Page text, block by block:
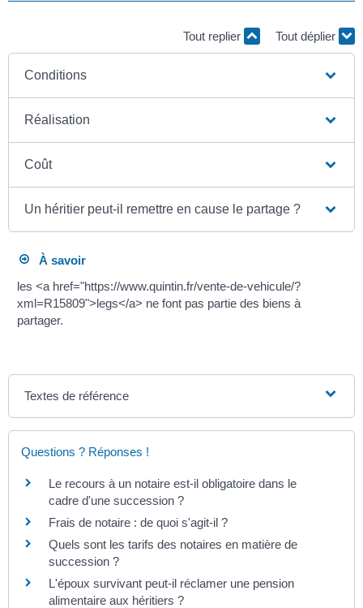
Tout replier Tout déplier
Conditions
Réalisation
Coût
Un héritier peut-il remettre en cause le partage ?
À savoir
les <a href="https://www.quintin.fr/vente-de-vehicule/?
xml=R15809">legs</a> ne font pas partie des biens à
partager.
Textes de référence
Questions ? Réponses !
Le recours à un notaire est-il obligatoire dans le
cadre d'une succession ?
Frais de notaire : de quoi s'agit-il ?
Quels sont les tarifs des notaires en matière de
succession ?
L'époux survivant peut-il réclamer une pension
alimentaire aux héritiers ?